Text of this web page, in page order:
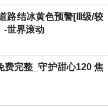
路结冰黄色预警[Ⅲ级/较
-世界滚动
费完整_守护甜心120 焦